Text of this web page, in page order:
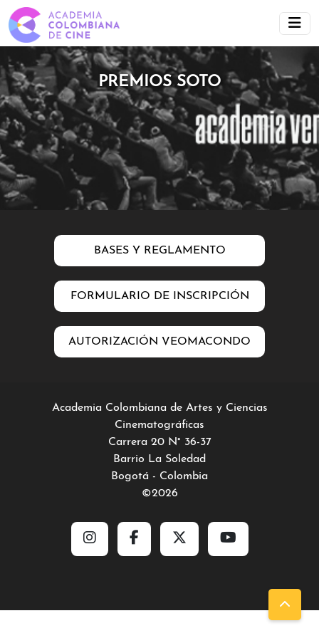
PREMIOS SOTO
BASES Y REGLAMENTO
FORMULARIO DE INSCRIPCIÓN
AUTORIZACIÓN VEOMACONDO
Academia Colombiana de Artes y Ciencias
Cinematográficas
Carrera 20 N° 36-37
Barrio La Soledad
Bogotá - Colombia
©2026